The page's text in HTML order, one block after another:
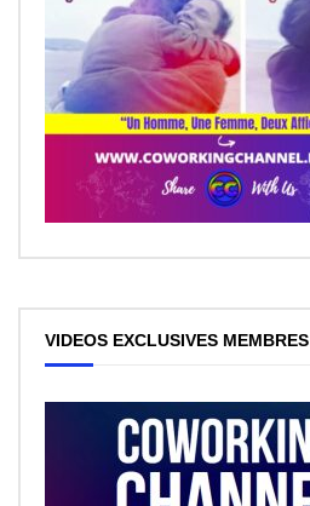
VIDEOS EXCLUSIVES MEMBRES